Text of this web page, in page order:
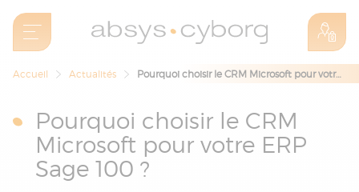
Accueil Actualités Pourquoi choisir le CRM Microsoft pour votre ERP Sage 100 ?
Pourquoi choisir le CRM
Microsoft pour votre ERP
Sage 100 ?